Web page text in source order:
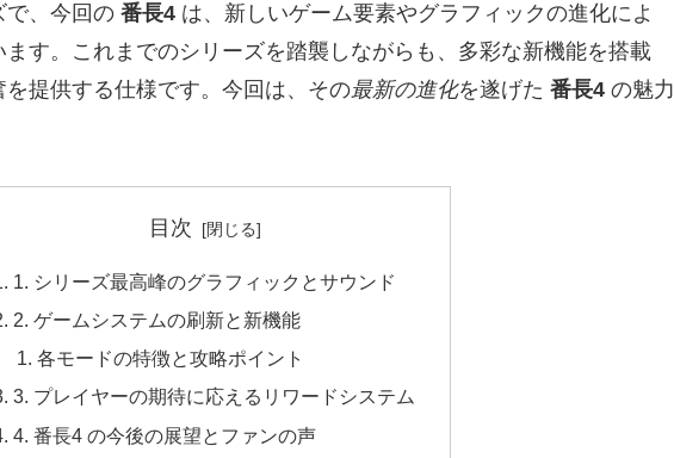
で、今回の 番長4 は、新しいゲーム要素やグラフィックの進化によ
す。これまでのシリーズを踏襲しながらも、多彩な新機能を搭載
提供する仕様です。今回は、その最新の進化を遂げた 番長4 の魅力
目次
1. シリーズ最高峰のグラフィックとサウンド
2. ゲームシステムの刷新と新機能
各モードの特徴と攻略ポイント
3. プレイヤーの期待に応えるリワードシステム
4. 番長4 の今後の展望とファンの声